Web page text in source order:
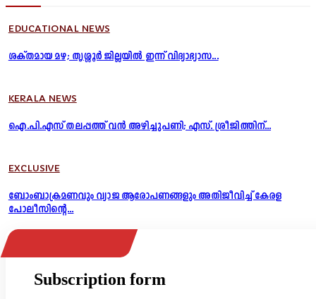
EDUCATIONAL NEWS
ശക്തമായ മഴ; തൃശ്ശൂർ ജില്ലയിൽ ഇന്ന് വിദ്യാഭ്യാസ...
KERALA NEWS
ഐ.പി.എസ് തലപ്പത്ത് വൻ അഴിച്ചുപണി; എസ്. ശ്രീജിത്തിന്...
EXCLUSIVE
ബോംബാക്രമണവും വ്യാജ ആരോപണങ്ങളും അതിജീവിച്ച് കേരള
പോലീസിന്റെ...
Subscription form